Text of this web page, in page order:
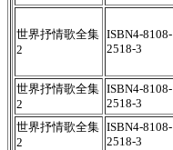
世界抒情歌全集
2
ISBN4-8108-
2518-3
世界抒情歌全集
2
ISBN4-8108-
2518-3
世界抒情歌全集
2
ISBN4-8108-
2518-3